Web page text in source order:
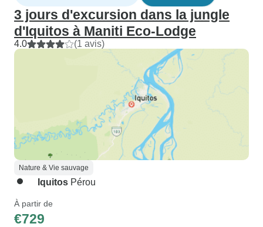
3 jours d'excursion dans la jungle
d'Iquitos à Maniti Eco-Lodge
4.0 (1 avis)
Nature & Vie sauvage
Iquitos Pérou
À partir de
€729